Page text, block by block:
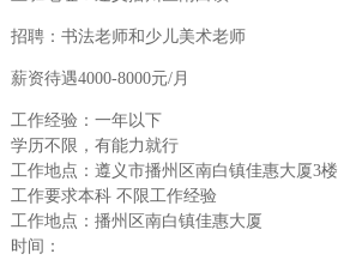
招聘：书法老师和少儿美术老师
薪资待遇4000-8000元/月
工作经验：一年以下
学历不限，有能力就行
工作地点：遵义市播州区南白镇佳惠大厦3楼
工作要求本科 不限工作经验
工作地点：播州区南白镇佳惠大厦
时间：